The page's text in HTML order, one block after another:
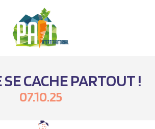
SE CACHE PARTOUT !
07.10.25